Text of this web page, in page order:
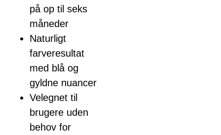
på op til seks
måneder
Naturligt
farveresultat
med blå og
gyldne nuancer
Velegnet til
brugere uden
behov for